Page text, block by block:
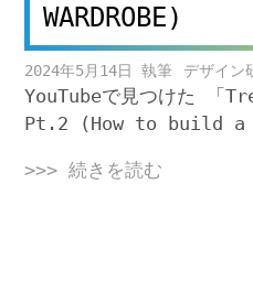
WARDROBE)
2024年5月14日 デザイン
YouTubeで見つけた 「
Pt.2 (How to build
>>> 続きを読む